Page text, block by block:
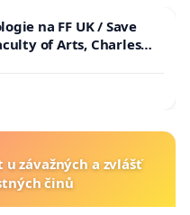
na FF UK / Save
of Arts, Charles
závažných a zvlášť
činů